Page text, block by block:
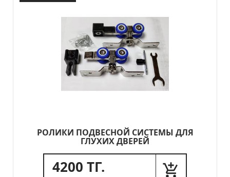
РОЛИКИ ПОДВЕСНОЙ СИСТЕМЫ ДЛЯ
ГЛУХИХ ДВЕРЕЙ
4200 ТГ.